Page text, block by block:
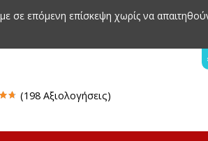
σε επόμενη επίσκεψη χωρίς να
(198 Αξιολογήσεις)